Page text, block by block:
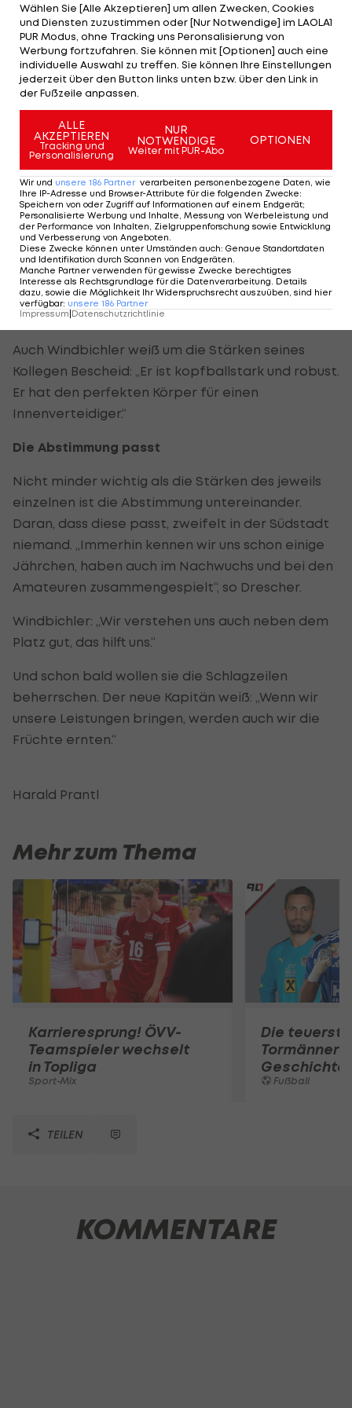
kenne ihn, seit ich die Amateure trainiert habe –
er hat stetig einen Schritt nach vorne gemacht.“
„Das ist ein Ansporn, mehr Verantwortung zu
übernehmen. Mich motiviert die Schleife“, erklärt
der Neo-Spielführer der Südstädter.
Auch in diesem Fall ist keine Spur von Neid zu
erkennen, wenn Drescher zu verstehen gibt: „Er
hat es sich wirklich verdient.“
Ein Duo kennt seine Stärken
Was der Blondschopf an seinem Nebenmann
schätzt? „Er ist unglaublich kopfballstark,
zweikampfstark, sucht das Eins-gegen-Eins und ist
hautnah am Körper des Gegners dran.“
Auch Windbichler weiß um die Stärken seines
Kollegen Bescheid: „Er ist kopfballstark und robust.
Er hat den perfekten Körper für einen
Innenverteidiger.“
Die Abstimmung passt
Nicht minder wichtig als die Stärken des jeweils
einzelnen ist die Abstimmung untereinander.
Daran, dass diese passt, zweifelt in der Südstadt
niemand. „Immerhin kennen wir uns schon einige
Jährchen, haben auch im Nachwuchs und bei den
Amateuren zusammengespielt“, so Drescher.
Windbichler: „Wir verstehen uns auch neben dem
Platz gut, das hilft uns.“
Und schon bald wollen sie die Schlagzeilen
beherrschen. Der neue Kapitän weiß: „Wenn wir
unsere Leistungen bringen, werden auch wir die
Früchte ernten.“
Harald Prantl
Mehr zum Thema
Karrieresprung! ÖVV-
Teamspieler wechselt
in Topliga
Sport-Mix
Die
Tormänner
Geschichte
Fußball
TEILEN
KOMMENTARE
Wählen Sie [Alle Akzeptieren] um allen Zwecken, Cookies
und Diensten zuzustimmen oder [Nur Notwendige] im LAOLA1
PUR Modus, ohne Tracking uns Peronsalisierung von
Werbung fortzufahren. Sie können mit [Optionen] auch eine
individuelle Auswahl zu treffen. Sie können Ihre Einstellungen
jederzeit über den Button links unten bzw. über den Link in
der Fußzeile anpassen.
ALLE
AKZEPTIEREN
Tracking und
Personalisierung
NUR
NOTWENDIGE
Weiter mit PUR-Abo
OPTIONEN
Wir und unsere 186 Partner verarbeiten personenbezogene Daten, wie
Ihre IP-Adresse und Browser-Attribute für die folgenden Zwecke:
Speichern von oder Zugriff auf Informationen auf einem Endgerät;
Personalisierte Werbung und Inhalte, Messung von Werbeleistung und
der Performance von Inhalten, Zielgruppenforschung sowie Entwicklung
und Verbesserung von Angeboten
Diese Zwecke können unter Umständen auch: Genaue Standortdaten
und Identifikation durch Scannen von Endgeräten
Manche Partner verwenden für gewisse Zwecke berechtigtes
Interesse als Rechtsgrundlage für die Datenverarbeitung. Details
dazu, sowie die Möglichkeit Ihr Widerspruchsrecht auszuüben, sind hier
verfügbar: unsere 186 Partner
Impressum|Datenschutzrichtlinie